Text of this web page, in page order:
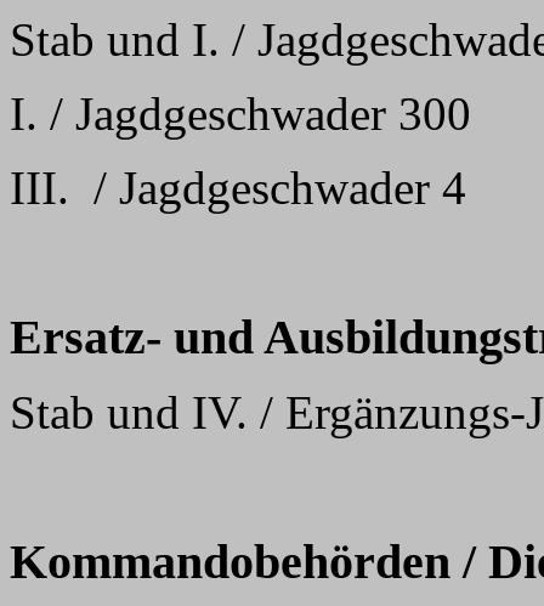
Stab und I. /
I. / Jagdgeschwader 300
III. / Jagdgeschwader 4
Ersatz- und
Stab und IV. / Ergänzungs-
Kommandobehörden /